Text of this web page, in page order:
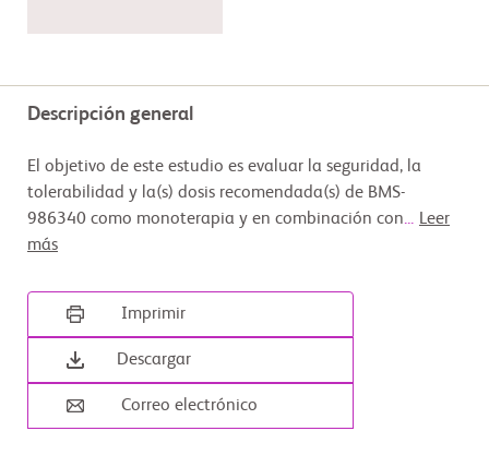
Descripción general
El objetivo de este estudio es evaluar la seguridad, la
tolerabilidad y la(s) dosis recomendada(s) de BMS-
986340 como monoterapia y en combinación con... Leer
más
Imprimir
Descargar
Correo electrónico